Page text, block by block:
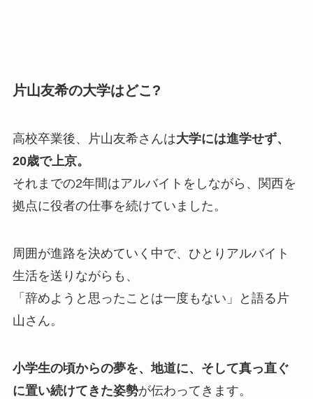
片山友希の大学はどこ?
高校卒業後、片山友希さんは大学には進学せず、
20歳で上京。
それまでの2年間はアルバイトをしながら、関西を
拠点に役者の仕事を続けていました。
周囲が進路を決めていく中で、ひとりアルバイト
生活を送りながらも、
「辞めようと思ったことは一度もない」と語る片
山さん。
小学生の頃からの夢を、地道に、そして真っ直ぐ
に置い続けてきた姿勢が伝わってきます。